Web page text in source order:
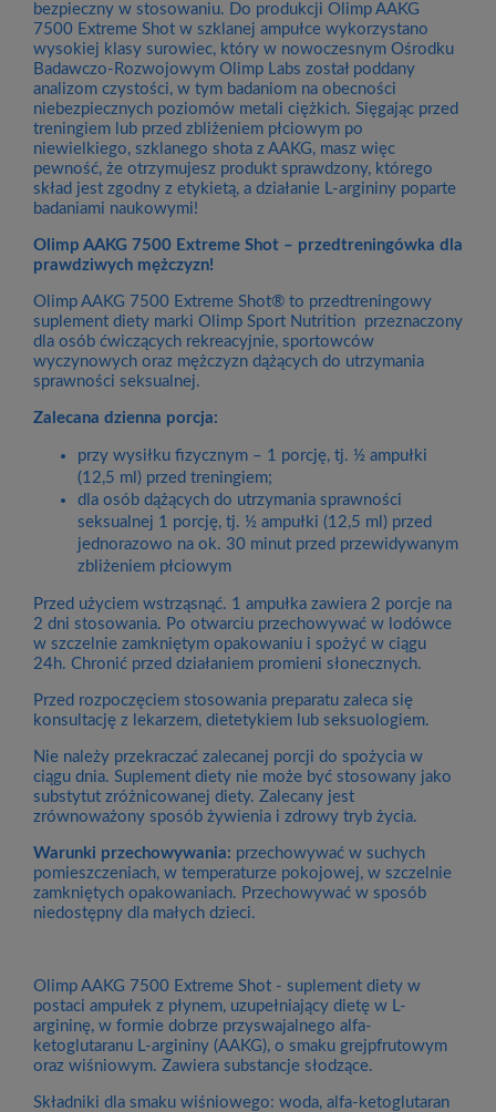
bezpieczny w stosowaniu. Do produkcji Olimp AAKG
7500 Extreme Shot w szklanej ampułce wykorzystano
wysokiej klasy surowiec, który w nowoczesnym Ośrodku
Badawczo-Rozwojowym Olimp Labs został poddany
analizom czystości, w tym badaniom na obecności
niebezpiecznych poziomów metali ciężkich. Sięgając przed
treningiem lub przed zbliżeniem płciowym po
niewielkiego, szklanego shota z AAKG, masz więc
pewność, że otrzymujesz produkt sprawdzony, którego
skład jest zgodny z etykietą, a działanie L-argininy poparte
badaniami naukowymi!
Olimp AAKG 7500 Extreme Shot – przedtreningówka dla
prawdziwych mężczyzn!
Olimp AAKG 7500 Extreme Shot® to przedtreningowy
suplement diety marki Olimp Sport Nutrition przeznaczony
dla osób ćwiczących rekreacyjnie, sportowców
wyczynowych oraz mężczyzn dążących do utrzymania
sprawności seksualnej.
Zalecana dzienna porcja:
przy wysiłku fizycznym – 1 porcję, tj. ½ ampułki
(12,5 ml) przed treningiem;
dla osób dążących do utrzymania sprawności
seksualnej 1 porcję, tj. ½ ampułki (12,5 ml) przed
jednorazowo na ok. 30 minut przed przewidywanym
zbliżeniem płciowym
Przed użyciem wstrząsnąć. 1 ampułka zawiera 2 porcje na
2 dni stosowania. Po otwarciu przechowywać w lodówce
w szczelnie zamkniętym opakowaniu i spożyć w ciągu
24h. Chronić przed działaniem promieni słonecznych.
Przed rozpoczęciem stosowania preparatu zaleca się
konsultację z lekarzem, dietetykiem lub seksuologiem.
Nie należy przekraczać zalecanej porcji do spożycia w
ciągu dnia. Suplement diety nie może być stosowany jako
substytut zróżnicowanej diety. Zalecany jest
zrównoważony sposób żywienia i zdrowy tryb życia.
Warunki przechowywania: przechowywać w suchych
pomieszczeniach, w temperaturze pokojowej, w szczelnie
zamkniętych opakowaniach. Przechowywać w sposób
niedostępny dla małych dzieci.
Olimp AAKG 7500 Extreme Shot - suplement diety w
postaci ampułek z płynem, uzupełniający dietę w L-
argininę, w formie dobrze przyswajalnego alfa-
ketoglutaranu L-argininy (AAKG), o smaku grejpfrutowym
oraz wiśniowym. Zawiera substancje słodzące.
Składniki dla smaku wiśniowego: woda, alfa-ketoglutaran